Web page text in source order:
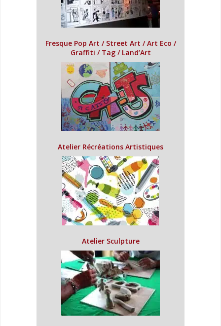
Fresque Pop Art / Street Art / Art Eco /
Graffiti / Tag / Land’Art
Atelier Récréations Artistiques
Atelier Sculpture